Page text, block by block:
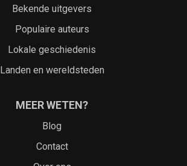
Bekende uitgevers
Populaire auteurs
Lokale geschiedenis
Landen en wereldsteden
MEER WETEN?
Blog
Contact